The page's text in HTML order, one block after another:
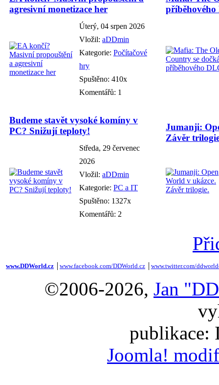
agresivní monetizace her
Úterý, 04 srpen 2026
Vložil: aDDmin
Kategorie: Počítačové
hry
Spuštěno: 410x
Komentářů: 1
Budeme stavět vysoké komíny v
PC? Snižují teploty!
Středa, 29 červenec
2026
Vložil: aDDmin
Kategorie: PC a IT
Spuštěno: 1327x
Komentářů: 2
Jumanji:
Závěr
www.DDWorld.cz www.facebook.com/DDWorld.cz www.twitter.com/
©2006-2026, Jan
publikace:
Joomla!